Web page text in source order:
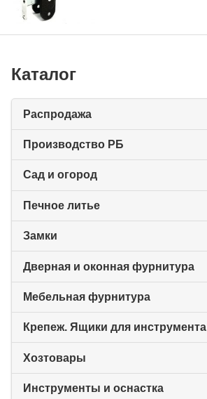
Каталог
Распродажа
Производство РБ
Сад и огород
Печное литье
Замки
Дверная и оконная фурнитура
Мебельная фурнитура
Крепеж. Ящики для инструмента
Хозтовары
Инструменты и оснастка